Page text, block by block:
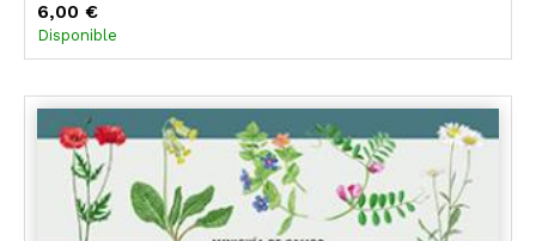
6,00 €
Disponible